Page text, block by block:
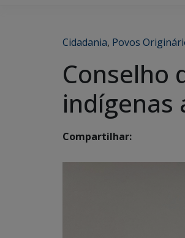
Cidadania, Povos
Conselho
indígenas
Compartilhar: